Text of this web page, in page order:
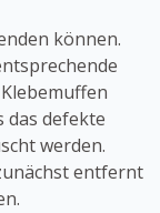
können.
das defekte
werden.
entfernt